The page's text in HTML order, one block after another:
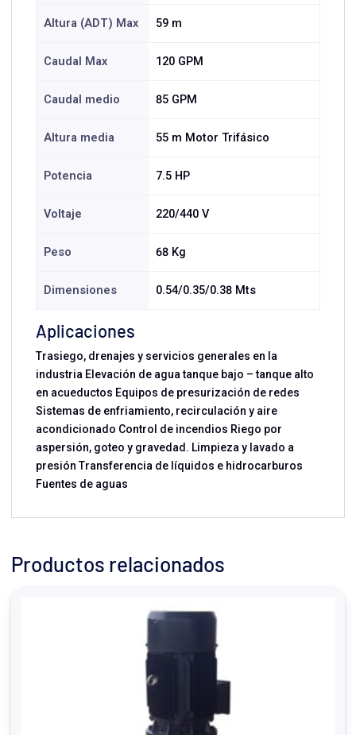
Altura (ADT) Max 59 m
Caudal Max 120 GPM
Caudal medio 85 GPM
Altura media 55 m Motor Trifásico
Potencia 7.5 HP
Voltaje 220/440 V
Peso 68 Kg
Dimensiones 0.54/0.35/0.38 Mts
Aplicaciones
Trasiego, drenajes y servicios generales en la
industria Elevación de agua tanque bajo – tanque alto
en acueductos Equipos de presurización de redes
Sistemas de enfriamiento, recirculación y aire
acondicionado Control de incendios Riego por
aspersión, goteo y gravedad. Limpieza y lavado a
presión Transferencia de líquidos e hidrocarburos
Fuentes de aguas
Productos relacionados